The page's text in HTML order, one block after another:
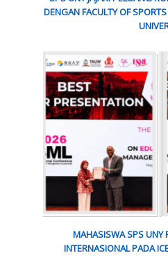
DENGAN FACULTY OF
MAHASISWA SPS UNY
INTERNASIONAL PADA